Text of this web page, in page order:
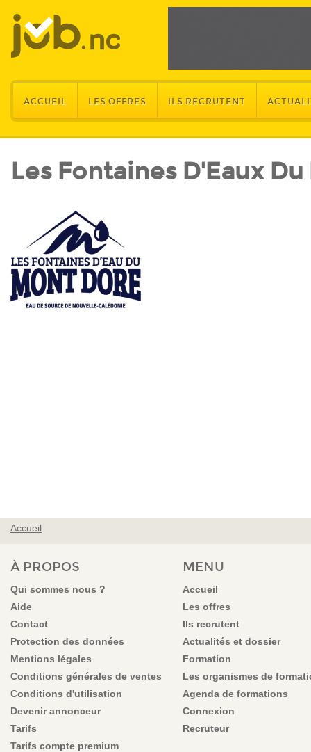
ACCUEIL LES OFFRES ILS RECRUTENT
Les Fontaines D'Eaux
VOUS ÊTES ICI
Accueil
À PROPOS
Qui sommes nous ?
Aide
Contact
Protection des données
Mentions légales
Conditions générales de ventes
Conditions d'utilisation
Devenir annonceur
Tarifs
Tarifs compte premium
MENU
Accueil
Les offres
Ils recrutent
Actualités et dossier
Formation
Les organismes de
Agenda de formations
Connexion
Recruteur